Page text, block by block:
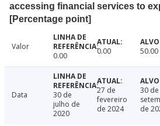
accessing financial services to
[Percentage point]
Valor
0.00
0.00 50.00
Data
30 de
julho de
2020
27 de
fevereiro
de 2024
30 de
de